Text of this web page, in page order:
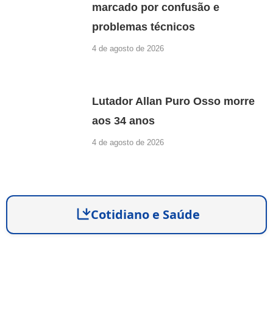
marcado por confusão e
problemas técnicos
4 de agosto de 2026
Lutador Allan Puro Osso morre
aos 34 anos
4 de agosto de 2026
Cotidiano e Saúde